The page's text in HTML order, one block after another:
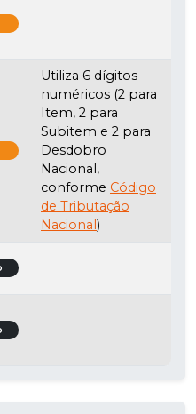
Utiliza 6 dígitos
numéricos (2 para
Item, 2 para
Subitem e 2 para
Desdobro
Nacional,
conforme Código
de Tributação
Nacional)